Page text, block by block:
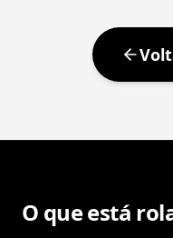
O que está